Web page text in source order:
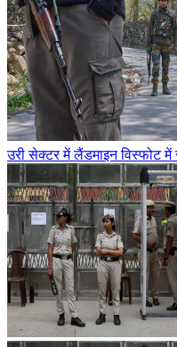
उरी सेक्टर में लैंडमाइन विस्फोट